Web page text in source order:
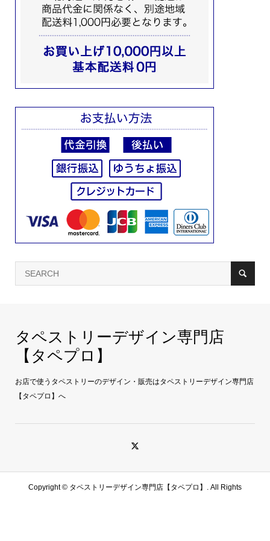
タペストリーデザイン専門店
【タペプロ】
お店で使うタペストリーのデザイン・販売はタペストリーデザイン専門店
【タペプロ】へ
Copyright © タペストリーデザイン専門店【タペプロ】. All Rights